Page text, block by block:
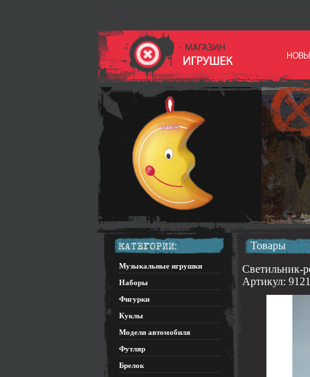
Музыкальные игрушки
Наборы
Фигурки
Куклы
Модели автомобиля
Футляр
Брелок
Товары
Светильник-
Артикул: